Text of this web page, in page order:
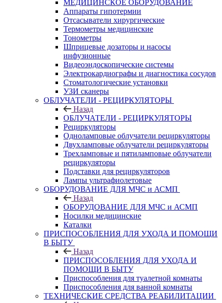
МЕДИЦИНСКОЕ ОБОРУДОВАНИЕ
Аппараты гипотермии
Отсасыватели хирургические
Термометры медицинские
Тонометры
Шприцевые дозаторы и насосы
инфузионные
Видеоэндоскопические системы
Электрокардиографы и диагностика сосудов
Стоматологические установки
УЗИ сканеры
ОБЛУЧАТЕЛИ - РЕЦИРКУЛЯТОРЫ
Назад
ОБЛУЧАТЕЛИ - РЕЦИРКУЛЯТОРЫ
Рециркуляторы
Одноламповые облучатели рециркуляторы
Двухламповые облучатели рециркуляторы
Трехламповые и пятиламповые облучатели
рециркуляторы
Подставки для рециркуляторов
Лампы ультрафиолетовые
ОБОРУДОВАНИЕ ДЛЯ МЧС и АСМП
Назад
ОБОРУДОВАНИЕ ДЛЯ МЧС и АСМП
Носилки медицинские
Каталки
ПРИСПОСОБЛЕНИЯ ДЛЯ УХОДА И ПОМОЩИ
В БЫТУ
Назад
ПРИСПОСОБЛЕНИЯ ДЛЯ УХОДА И
ПОМОЩИ В БЫТУ
Приспособления для туалетной комнаты
Приспособления для ванной комнаты
ТЕХНИЧЕСКИЕ СРЕДСТВА РЕАБИЛИТАЦИИ